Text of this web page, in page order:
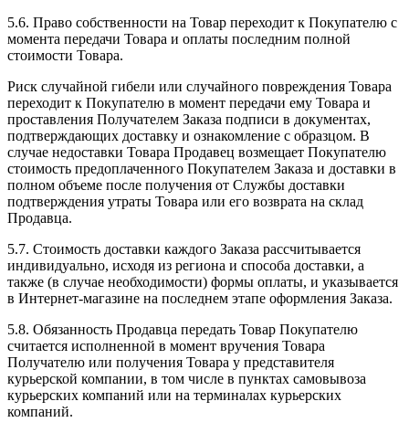
5.6. Право собственности на Товар переходит к Покупателю с
момента передачи Товара и оплаты последним полной
стоимости Товара.
Риск случайной гибели или случайного повреждения Товара
переходит к Покупателю в момент передачи ему Товара и
проставления Получателем Заказа подписи в документах,
подтверждающих доставку и ознакомление с образцом. В
случае недоставки Товара Продавец возмещает Покупателю
стоимость предоплаченного Покупателем Заказа и доставки в
полном объеме после получения от Службы доставки
подтверждения утраты Товара или его возврата на склад
Продавца.
5.7. Стоимость доставки каждого Заказа рассчитывается
индивидуально, исходя из региона и способа доставки, а
также (в случае необходимости) формы оплаты, и указывается
в Интернет-магазине на последнем этапе оформления Заказа.
5.8. Обязанность Продавца передать Товар Покупателю
считается исполненной в момент вручения Товара
Получателю или получения Товара у представителя
курьерской компании, в том числе в пунктах самовывоза
курьерских компаний или на терминалах курьерских
компаний.